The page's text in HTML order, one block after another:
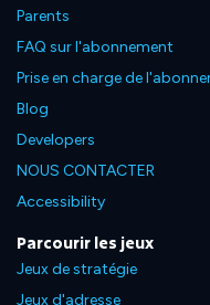
Parents
FAQ sur l'abonnement
Prise en charge de
Blog
Developers
NOUS CONTACTER
Accessibility
Parcourir les jeux
Jeux de stratégie
Jeux d'adresse